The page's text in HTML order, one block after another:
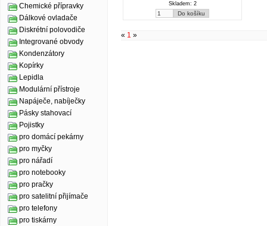
Chemické přípravky
Dálkové ovladače
Diskrétní polovodiče
Integrované obvody
Kondenzátory
Kopírky
Lepidla
Modulární přístroje
Napáječe, nabíječky
Pásky stahovací
Pojistky
pro domácí pekárny
pro myčky
pro nářadí
pro notebooky
pro pračky
pro satelitní přijímače
pro telefony
pro tiskárny
Skladem: 2
« 1 »